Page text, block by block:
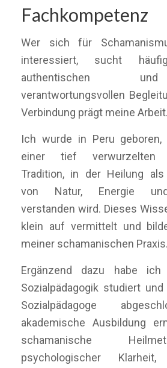
Fachkompetenz
Wer sich für
interessiert, sucht
authentischen
verantwortungsvollen
Verbindung prägt meine Arbeit.
Ich wurde in Peru
einer tief verwurzelten
Tradition, in der Heilung als
von Natur, Energie
verstanden wird. Dieses
klein auf vermittelt und
meiner schamanischen Praxis.
Ergänzend dazu habe ich
Sozialpädagogik studiert
Sozialpädagoge
akademische Ausbildung
schamanische
psychologischer